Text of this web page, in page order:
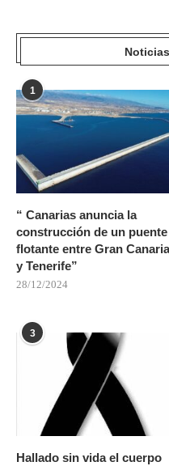
1
“ Canarias anuncia la
construcción de un puente
flotante entre Gran Canaria
y Tenerife”
28/12/2024
3
Hallado sin vida el cuerpo